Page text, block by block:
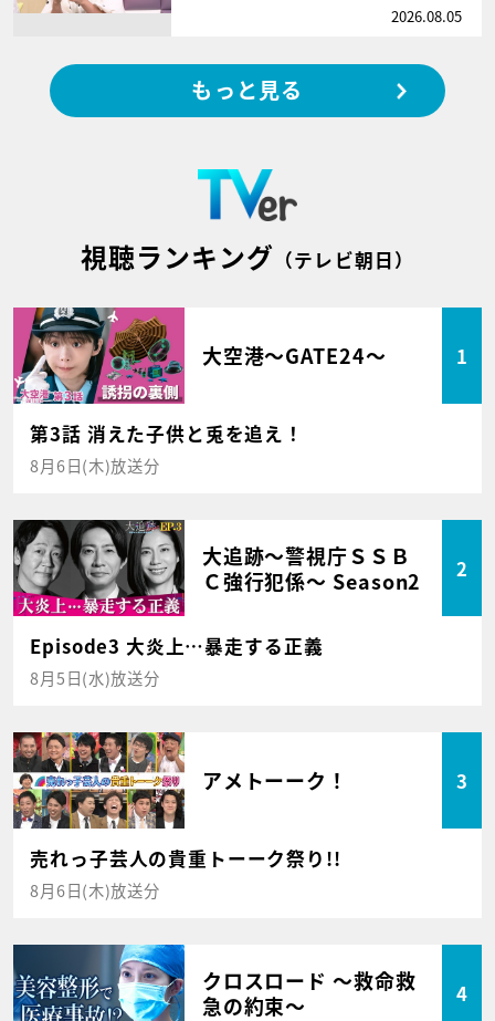
2026.08.05
もっと見る
視聴ランキング （テレビ朝日）
大空港～GATE24～ 1
第3話 消えた子供と兎を追え！
8月6日(木)放送分
大追跡～警視庁ＳＳＢ
Ｃ強行犯係～ Season2
2
Episode3 大炎上…暴走する正義
8月5日(水)放送分
アメトーーク！ 3
売れっ子芸人の貴重トーーク祭り!!
8月6日(木)放送分
クロスロード ～救命救
急の約束～
4